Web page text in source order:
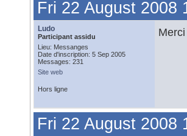
Fri 22 August 2008
Ludo
Participant assidu
Lieu: Messanges
Date d'inscription: 5 Sep 2005
Messages: 231
Site web
Hors ligne
Fri 22 August 2008